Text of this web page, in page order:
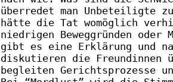
überredet man Unbeteiligte
hätte die Tat womöglich
niedrigen Beweggründen
gibt es eine Erklärung und
diskutieren die Freundinnen
begleiten Gerichtsprozesse